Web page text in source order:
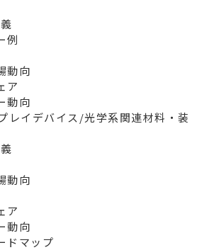
例
動向
ア
動向
レイデバイス/光学系関連材料・装
動向
ア
動向
ドマップ